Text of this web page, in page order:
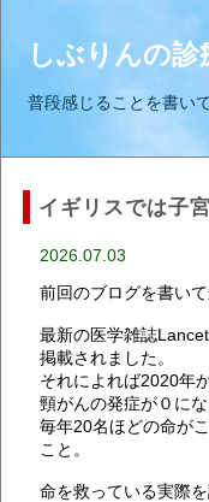
しぶりんの診
普段感じることを書い
イギリスでは子
2026.07.03
前回のブログを書い
最新の医学雑誌
掲載されました。
それによれば2020年
頸がんの発症が０に
毎年20名ほどの命が
こと。
命を救っている実際